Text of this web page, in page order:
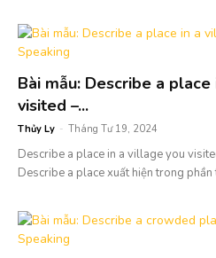
Bài mẫu: Describe a
visited –...
Thủy Ly - Tháng Tư 19, 2024
Describe a place in a village you
Describe a place xuất hiện trong phần